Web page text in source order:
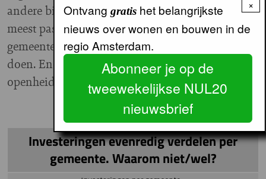
andere bij woningbouw betrokken partijen tot de
meest passende woningvoorraad binnen de
gemeente kan komen. Dat moeten we samen
doen. En dat lukt alleen met voldoende
openheid over en weer.”
Investeringen evenredig verdelen per
gemeente. Waarom niet/wel?
×
Ontvang gratishet belangrijkste
nieuws over wonen en bouwen in de
regio Amsterdam.
Abonneer je op de
tweewekelijkse NUL20
nieuwsbrief